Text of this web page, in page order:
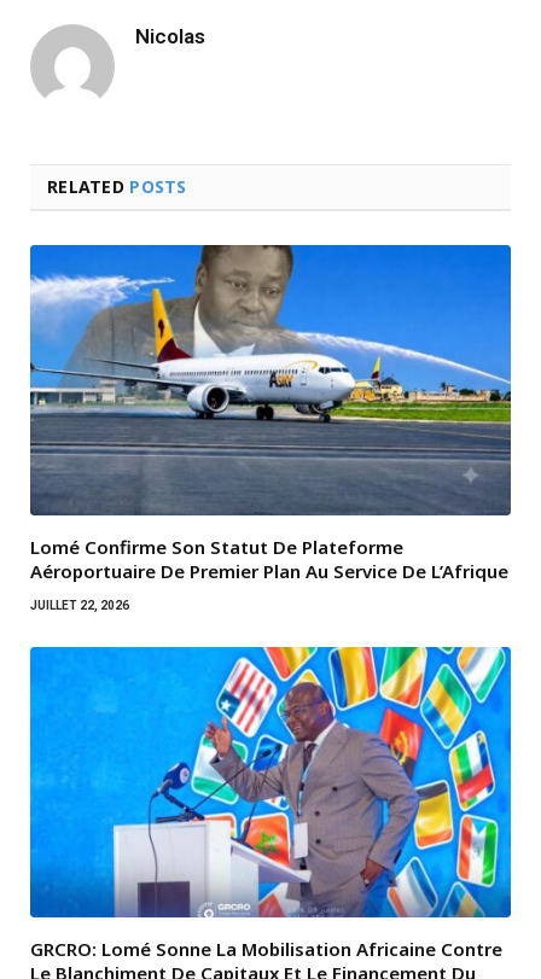
Nicolas
RELATED POSTS
Lomé Confirme Son Statut De Plateforme
Aéroportuaire De Premier Plan Au Service De L’Afrique
JUILLET 22, 2026
GRCRO: Lomé Sonne La Mobilisation Africaine Contre
Le Blanchiment De Capitaux Et Le Financement Du